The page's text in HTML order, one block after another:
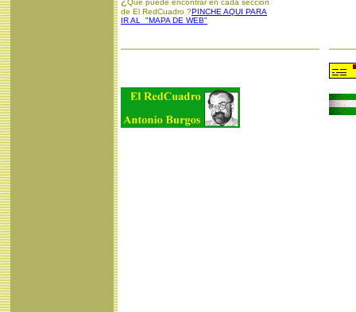
Qué puede encontrar en cada sección
de El RedCuadro ?PINCHE AQUI PARA
IR AL "MAPA DE WEB"